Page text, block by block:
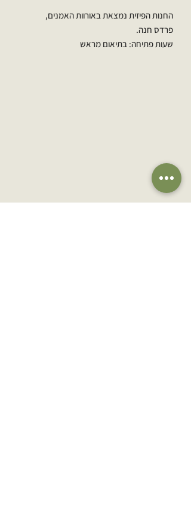
החנות הפיזית נמצאת באורוות האמנים,
פרדס חנה.
שעות פתיחה: בתיאום מראש